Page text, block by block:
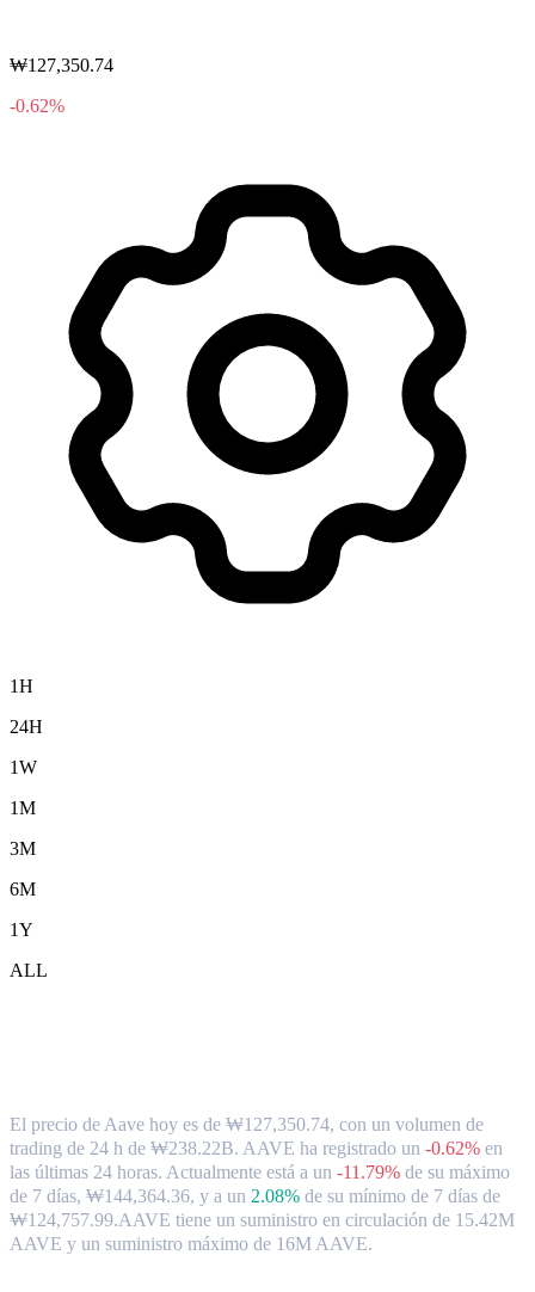
₩127,350.74
-0.62%
1H
24H
1W
1M
3M
6M
1Y
ALL
El precio de Aave hoy es de ₩127,350.74, con un volumen de
trading de 24 h de ₩238.22B. AAVE ha registrado un -0.62% en
las últimas 24 horas. Actualmente está a un -11.79% de su máximo
de 7 días, ₩144,364.36, y a un 2.08% de su mínimo de 7 días de
₩124,757.99.AAVE tiene un suministro en circulación de 15.42M
AAVE y un suministro máximo de 16M AAVE.